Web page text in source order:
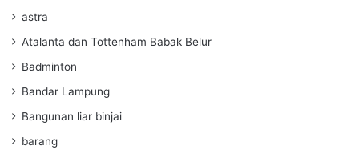
astra
Atalanta dan Tottenham Babak Belur
Badminton
Bandar Lampung
Bangunan liar binjai
barang